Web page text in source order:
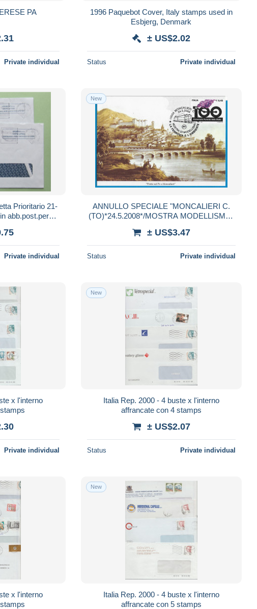
PA
Private individual
1996 Paquebot Cover, Italy stamps used in
Esbjerg, Denmark
± US$2.02
Status Private individual
Prioritario 21-
abb.post.per
Private individual
New
ANNULLO SPECIALE "MONCALIERI C.
(TO)*24.5.2008*/MOSTRA MODELLISMO-
CARTOLINA
± US$3.47
Status Private individual
x l'interno
Private individual
New
Italia Rep. 2000 - 4 buste x l'interno
affrancate con 4 stamps
± US$2.07
Status Private individual
x l'interno
New
Italia Rep. 2000 - 4 buste x l'interno
affrancate con 5 stamps